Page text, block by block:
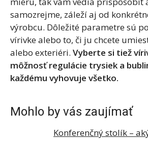
samozrejme, záleží aj od
výrobcu. Dôležité parametre sú
vírivke alebo to, či ju chcete
alebo exteriéri. Vyberte si tiež
môžnosť regulácie trysiek a
každému vyhovuje všetko.
Mohlo by vás zaujímať
Konferenčný stolík –